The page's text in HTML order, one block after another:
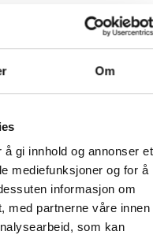
Om
gi innhold og annonser et
mediefunksjoner og for å
informasjon om
med partnerne våre innen
som kan